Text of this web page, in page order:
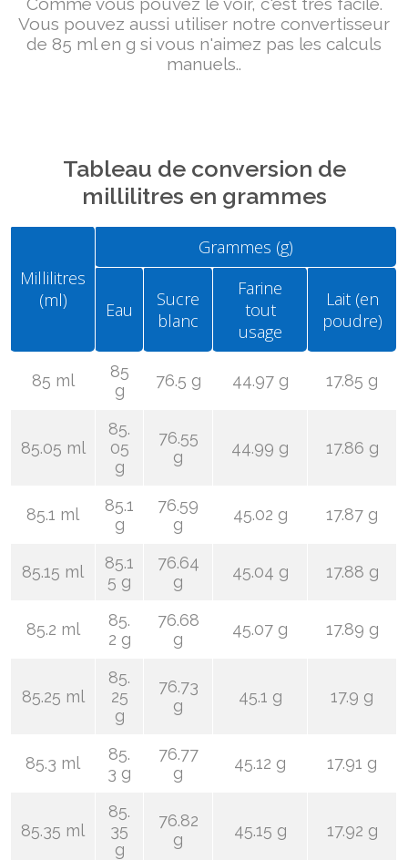
Vous pouvez aussi utiliser notre convertisseur
de 85 ml en g si vous n'aimez pas les calculs
manuels..
Tableau de conversion de
millilitres en grammes
Millilitres
(ml)
Grammes (g)
Eau
Sucre
blanc
Farine
tout
usage
Lait (en
poudre)
85 ml
85
g
76.5 g 44.97 g 17.85 g
85.05 ml
85.
05
g
76.55
g
44.99 g 17.86 g
85.1 ml
85.1
g
76.59
g
45.02 g 17.87 g
85.15 ml
85.1
5 g
76.64
g
45.04 g 17.88 g
85.2 ml
85.
2 g
76.68
g
45.07 g 17.89 g
85.25 ml
85.
25
g
76.73
g
45.1 g 17.9 g
85.3 ml
85.
3 g
76.77
g
45.12 g 17.91 g
85.35 ml
85.
35
g
76.82
g
45.15 g 17.92 g